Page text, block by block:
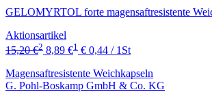
GELOMYRTOL forte magensaftresistente
Aktionsartikel
15,20 €2 8,89 €1 € 0,44 / 1St
Magensaftresistente Weichkapseln
G. Pohl-Boskamp GmbH & Co. KG